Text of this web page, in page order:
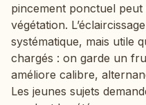
pincement ponctuel
végétation.
systématique, mais utile
chargés : on garde un
améliore calibre,
Les jeunes sujets